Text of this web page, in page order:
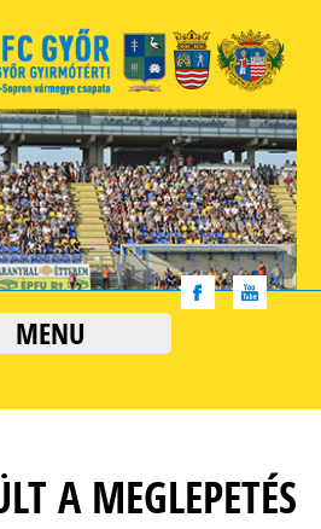
MENU
A MEGLEPETÉS